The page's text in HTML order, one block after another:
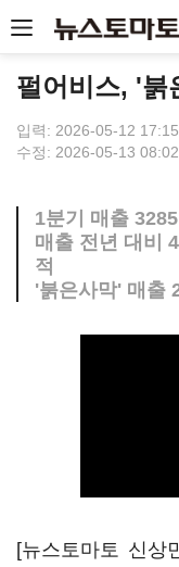
펄어비스, '붉
입력: 2026-05-12
수정: 2026-05-13
1분기 매출
매출 전년 대비
적
'붉은사막' 매출
[뉴스토마토 신상